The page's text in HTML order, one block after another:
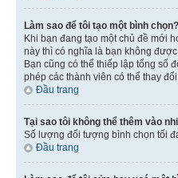
Làm sao để tôi tạo một bình chọn?
Khi bạn đang tạo một chủ đề mới
này thì có nghĩa là bạn không
Bạn cũng có thể thiếp lập tổng số
phép các thành viên có thể thay
Đầu trang
Tại sao tôi không thể thêm vào
Số lượng đối tượng bình chọn tối
Đầu trang